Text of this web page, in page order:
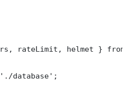
rateLimit, helmet } from
database';